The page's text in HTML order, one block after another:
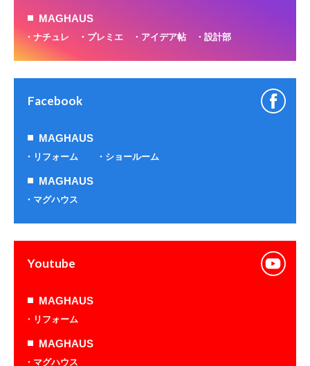
MAGHAUS
ナチュレ プレミエ アイデア帖 設計部
Facebook
MAGHAUS
リフォーム ショールーム
MAGHAUS
マグハウス
Youtube
MAGHAUS
リフォーム
MAGHAUS
マグハウス